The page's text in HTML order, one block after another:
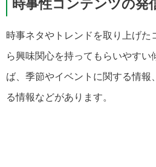
時事性コンテンツの発
時事ネタやトレンドを取り上げた
ら興味関心を持ってもらいやすい
ば、季節やイベントに関する情報
る情報などがあります。